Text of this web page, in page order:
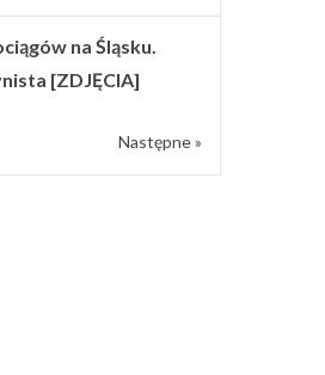
na Śląsku.
[ZDJĘCIA]
Następne »